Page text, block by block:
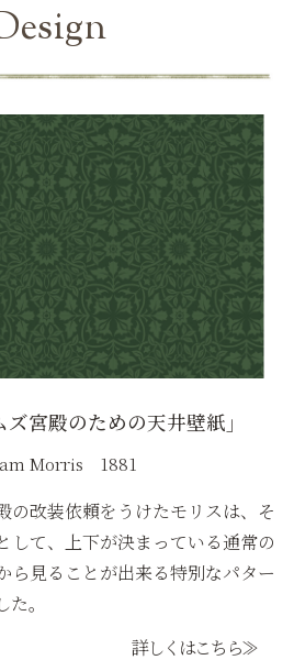
ズ宮殿のための天井壁紙」
Morris 1881
の改装依頼をうけたモリスは、そ
して、上下が決まっている通常の
ら見ることが出来る特別なパター
。
詳しくはこちら≫